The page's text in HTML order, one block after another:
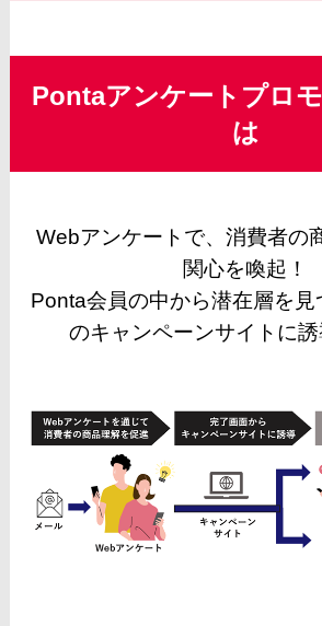
Pontaアンケートプロ
は
Webアンケートで、消費者の
関心を喚起！
Ponta会員の中から潜在層を見
のキャンペーンサイトに誘